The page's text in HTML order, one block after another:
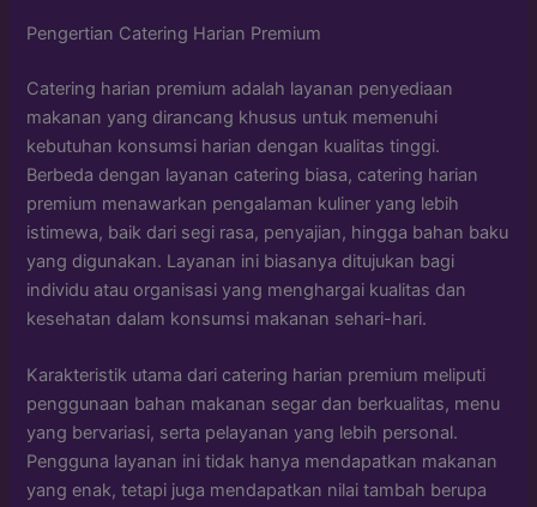
Pengertian Catering Harian Premium
Catering harian premium adalah layanan penyediaan
makanan yang dirancang khusus untuk memenuhi
kebutuhan konsumsi harian dengan kualitas tinggi.
Berbeda dengan layanan catering biasa, catering harian
premium menawarkan pengalaman kuliner yang lebih
istimewa, baik dari segi rasa, penyajian, hingga bahan baku
yang digunakan. Layanan ini biasanya ditujukan bagi
individu atau organisasi yang menghargai kualitas dan
kesehatan dalam konsumsi makanan sehari-hari.
Karakteristik utama dari catering harian premium meliputi
penggunaan bahan makanan segar dan berkualitas, menu
yang bervariasi, serta pelayanan yang lebih personal.
Pengguna layanan ini tidak hanya mendapatkan makanan
yang enak, tetapi juga mendapatkan nilai tambah berupa